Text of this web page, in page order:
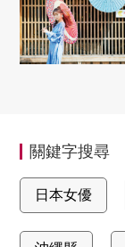
關鍵字搜尋
日本女優